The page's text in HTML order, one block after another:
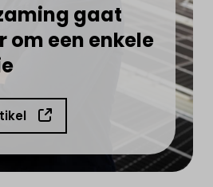
gaat
om een enkele